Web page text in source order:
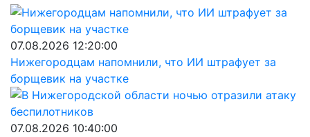
07.08.2026 12:20:00
Нижегородцам напомнили, что ИИ штрафует за
борщевик на участке
07.08.2026 10:40:00